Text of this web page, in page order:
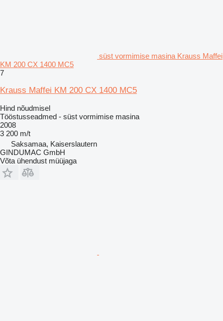
süst vormimise masina Krauss Maffei
KM 200 CX 1400 MC5
7
Krauss Maffei KM 200 CX 1400 MC5
Hind nõudmisel
Tööstusseadmed - süst vormimise masina
2008
3 200 m/t
Saksamaa, Kaiserslautern
GINDUMAC GmbH
Võta ühendust müüjaga